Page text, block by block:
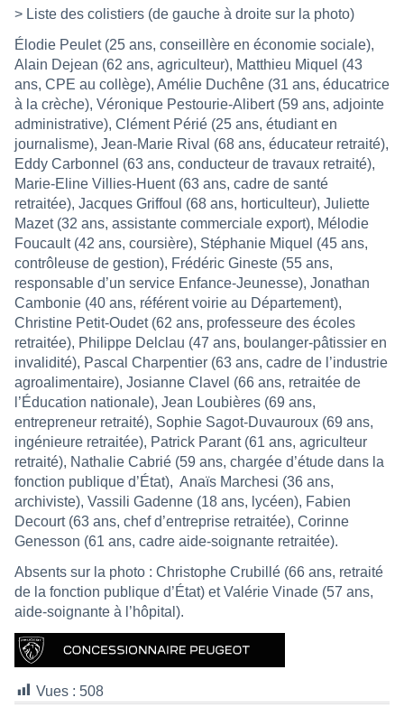
> Liste des colistiers (de gauche à droite sur la photo)
Élodie Peulet (25 ans, conseillère en économie sociale),
Alain Dejean (62 ans, agriculteur), Matthieu Miquel (43
ans, CPE au collège), Amélie Duchêne (31 ans, éducatrice
à la crèche), Véronique Pestourie-Alibert (59 ans, adjointe
administrative), Clément Périé (25 ans, étudiant en
journalisme), Jean-Marie Rival (68 ans, éducateur retraité),
Eddy Carbonnel (63 ans, conducteur de travaux retraité),
Marie-Eline Villies-Huent (63 ans, cadre de santé
retraitée), Jacques Griffoul (68 ans, horticulteur), Juliette
Mazet (32 ans, assistante commerciale export), Mélodie
Foucault (42 ans, coursière), Stéphanie Miquel (45 ans,
contrôleuse de gestion), Frédéric Gineste (55 ans,
responsable d’un service Enfance-Jeunesse), Jonathan
Cambonie (40 ans, référent voirie au Département),
Christine Petit-Oudet (62 ans, professeure des écoles
retraitée), Philippe Delclau (47 ans, boulanger-pâtissier en
invalidité), Pascal Charpentier (63 ans, cadre de l’industrie
agroalimentaire), Josianne Clavel (66 ans, retraitée de
l’Éducation nationale), Jean Loubières (69 ans,
entrepreneur retraité), Sophie Sagot-Duvauroux (69 ans,
ingénieure retraitée), Patrick Parant (61 ans, agriculteur
retraité), Nathalie Cabrié (59 ans, chargée d’étude dans la
fonction publique d’État), Anaïs Marchesi (36 ans,
archiviste), Vassili Gadenne (18 ans, lycéen), Fabien
Decourt (63 ans, chef d’entreprise retraitée), Corinne
Genesson (61 ans, cadre aide-soignante retraitée).
Absents sur la photo : Christophe Crubillé (66 ans, retraité
de la fonction publique d’État) et Valérie Vinade (57 ans,
aide-soignante à l’hôpital).
Vues : 508